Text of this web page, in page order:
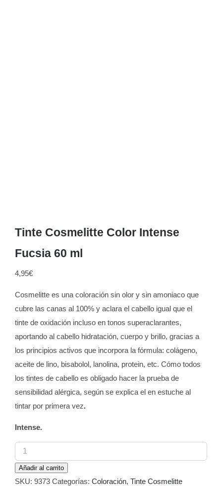
Tinte Cosmelitte Color Intense
Fucsia 60 ml
4,95€
Cosmelitte es una coloración sin olor y sin amoniaco que
cubre las canas al 100% y aclara el cabello igual que el
tinte de oxidación incluso en tonos superaclarantes,
aportando al cabello hidratación, cuerpo y brillo, gracias a
los principios activos que incorpora la fórmula: colágeno,
aceite de lino, bisabolol, lanolina, protein, etc. Cómo todos
los tintes de cabello es obligado hacer la prueba de
sensibilidad alérgica, según se explica el en estuche al
tintar por primera vez.
Intense.
Tinte
Cosmelitte
Color
Añadir al carrito
SKU: 9373 Categorías: Coloración, Tinte Cosmelitte